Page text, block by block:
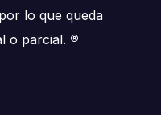
lo que queda
o parcial. ®